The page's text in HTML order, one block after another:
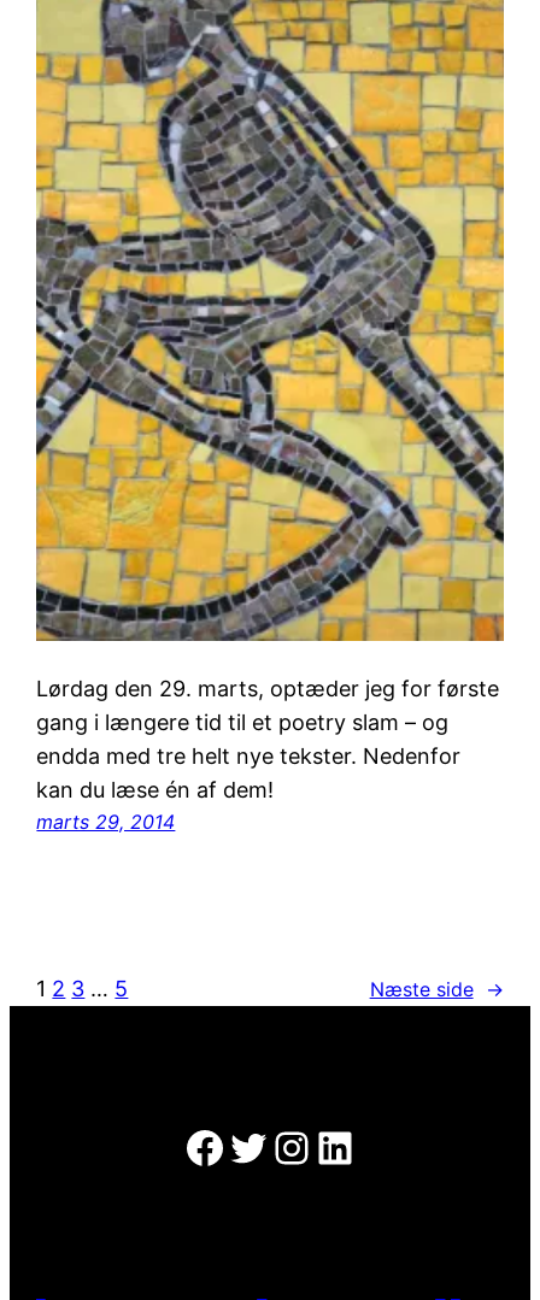
Lørdag den 29. marts, optæder jeg for første
gang i længere tid til et poetry slam – og
endda med tre helt nye tekster. Nedenfor
kan du læse én af dem!
marts 29, 2014
1 2 3 … 5 Næste side →
Facebook
Twitter
Instagram
LinkedIn